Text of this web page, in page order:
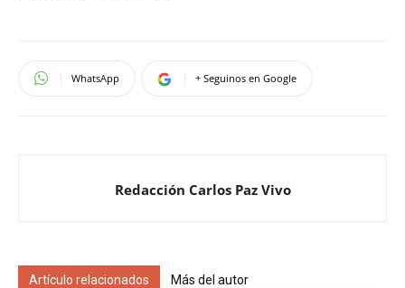
WhatsApp + Seguinos en Google
Redacción Carlos Paz Vivo
Artículo relacionados Más del autor